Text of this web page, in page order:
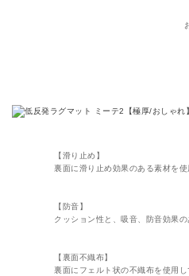
【滑り止め】
裏面に滑り止め効果のある素材を使
【防音】
クッション性と、吸音、防音効果の
【裏面不織布】
裏面にフェルト状の不織布を使用し